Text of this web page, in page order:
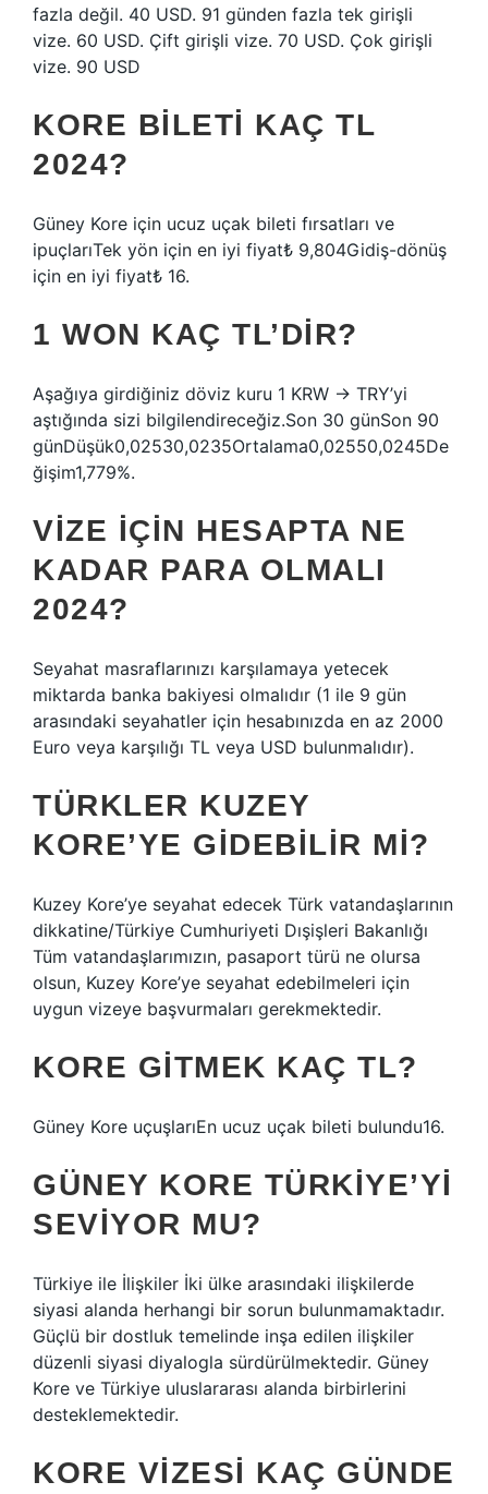
fazla değil. 40 USD. 91 günden fazla tek girişli
vize. 60 USD. Çift girişli vize. 70 USD. Çok girişli
vize. 90 USD
KORE BILETI KAÇ TL
2024?
Güney Kore için ucuz uçak bileti fırsatları ve
ipuçlarıTek yön için en iyi fiyat₺ 9,804Gidiş-dönüş
için en iyi fiyat₺ 16.
1 WON KAÇ TL’DIR?
Aşağıya girdiğiniz döviz kuru 1 KRW → TRY’yi
aştığında sizi bilgilendireceğiz.Son 30 günSon 90
günDüşük0,02530,0235Ortalama0,02550,0245De
ğişim1,779%.
VIZE IÇIN HESAPTA NE
KADAR PARA OLMALI
2024?
Seyahat masraflarınızı karşılamaya yetecek
miktarda banka bakiyesi olmalıdır (1 ile 9 gün
arasındaki seyahatler için hesabınızda en az 2000
Euro veya karşılığı TL veya USD bulunmalıdır).
TÜRKLER KUZEY
KORE’YE GIDEBILIR MI?
Kuzey Kore’ye seyahat edecek Türk vatandaşlarının
dikkatine/Türkiye Cumhuriyeti Dışişleri Bakanlığı
Tüm vatandaşlarımızın, pasaport türü ne olursa
olsun, Kuzey Kore’ye seyahat edebilmeleri için
uygun vizeye başvurmaları gerekmektedir.
KORE GITMEK KAÇ TL?
Güney Kore uçuşlarıEn ucuz uçak bileti bulundu16.
GÜNEY KORE TÜRKIYE’YI
SEVIYOR MU?
Türkiye ile İlişkiler İki ülke arasındaki ilişkilerde
siyasi alanda herhangi bir sorun bulunmamaktadır.
Güçlü bir dostluk temelinde inşa edilen ilişkiler
düzenli siyasi diyalogla sürdürülmektedir. Güney
Kore ve Türkiye uluslararası alanda birbirlerini
desteklemektedir.
KORE VIZESI KAÇ GÜNDE